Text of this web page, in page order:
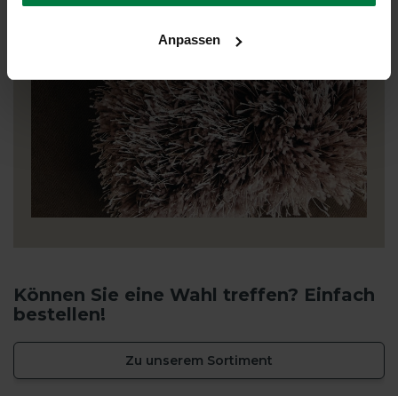
Anpassen
Können Sie eine Wahl treffen? Einfach
bestellen!
Zu unserem Sortiment